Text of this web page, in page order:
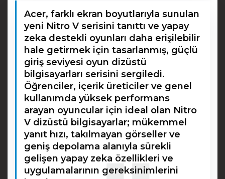
Acer, farklı ekran boyutlarıyla sunulan
yeni Nitro V serisini tanıttı ve yapay
zeka destekli oyunları daha erişilebilir
hale getirmek için tasarlanmış, güçlü
giriş seviyesi oyun dizüstü
bilgisayarları serisini sergiledi.
Öğrenciler, içerik üreticiler ve genel
kullanımda yüksek performans
arayan oyuncular için ideal olan Nitro
V dizüstü bilgisayarlar; mükemmel
yanıt hızı, takılmayan görseller ve
geniş depolama alanıyla sürekli
gelişen yapay zeka özellikleri ve
uygulamalarının gereksinimlerini